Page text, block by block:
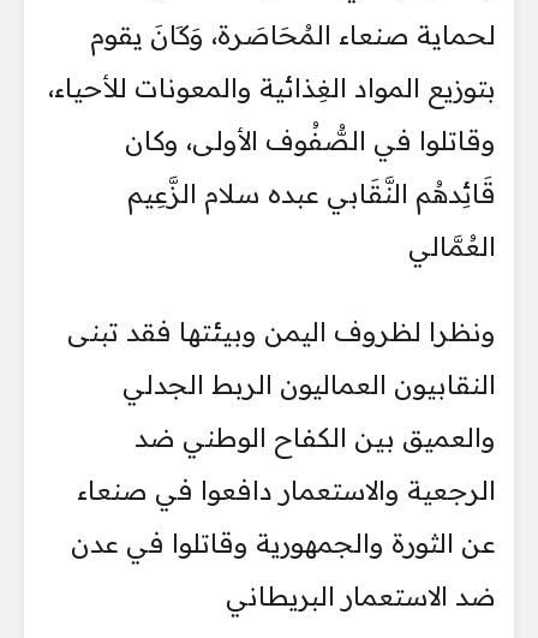
لحماية صنعاء المُحَاصَرة، وَكَانَ يقوم
بتوزيع المواد الغِذائية والمعونات للأحياء،
وقاتلوا في الصُّفُوف الأولى، وكان
قَائِدهُم النَّقَابي عبده سلام الزَّعِيم
العُمَّالي
ونظرا لظروف اليمن وبيئتها فقد تبنى
النقابيون العماليون الربط الجدلي
والعميق بين الكفاح الوطني ضد
الرجعية والاستعمار دافعوا في صنعاء
عن الثورة والجمهورية وقاتلوا في عدن
ضد الاستعمار البريطاني